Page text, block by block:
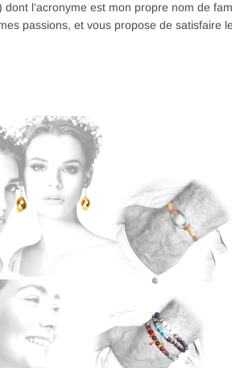
dont l’acronyme est mon propre nom de
passions, et vous propose de satisfaire